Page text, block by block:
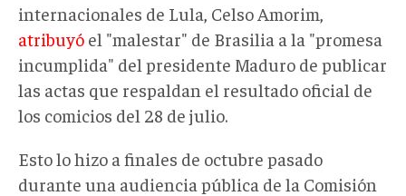
internacionales de Lula, Celso Amorim,
atribuyó el "malestar" de Brasilia a la "promesa
incumplida" del presidente Maduro de publicar
las actas que respaldan el resultado oficial de
los comicios del 28 de julio.
Esto lo hizo a finales de octubre pasado
durante una audiencia pública de la Comisión